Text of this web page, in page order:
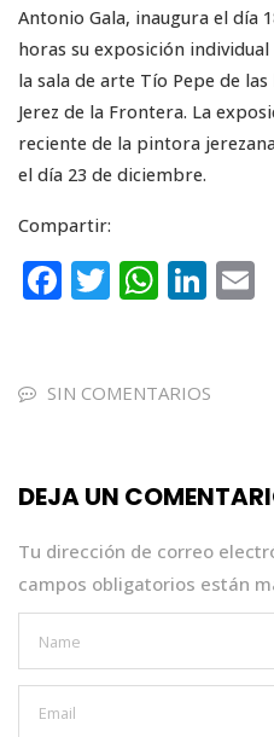
Antonio Gala, inaugura el día
horas su exposición individual
la sala de arte Tío Pepe de
Jerez de la Frontera. La
reciente de la pintora
el día 23 de diciembre.
Compartir:
F
e
o
k
T
te
W
ts
p
Li
e
SIN COMENTARIOS
DEJA UN
Tu dirección de correo
campos obligatorios están